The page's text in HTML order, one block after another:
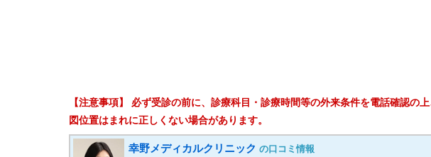
【注意事項】 必ず受診の前に、診療科目・診療時間等の外来条件を電話確認の
図位置はまれに正しくない場合があります。
幸野メディカルクリニック の口コミ情報